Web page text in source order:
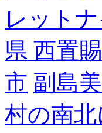
レット
県 西置
市 副島
村の南